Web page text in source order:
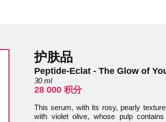
护肤品
Peptide-Eclat - The Glow of
30 ml
28 000 积分
This serum, with its rosy, pearly
with violet olive, whose pulp